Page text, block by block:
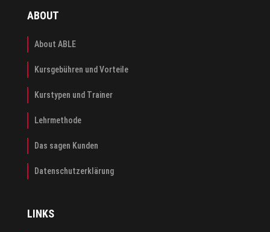
ABOUT
About ABLE
Kursgebühren und Vorteile
Kurstypen und Trainer
Lehrmethode
Das sagen Kunden
Datenschutzerklärung
LINKS